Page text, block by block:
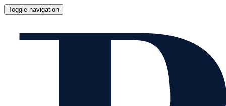
Toggle navigation